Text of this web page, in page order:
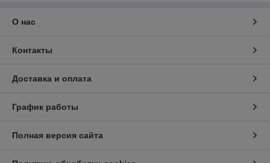
О нас
Контакты
Доставка и оплата
График работы
Полная версия сайта